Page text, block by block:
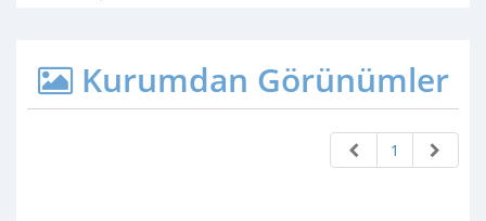
Kurumdan Görünümler
1